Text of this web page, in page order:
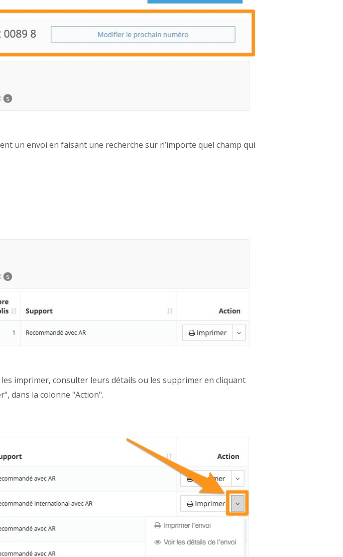
un envoi en faisant une recherche sur n’importe quel champ qui
imprimer, consulter leurs détails ou les supprimer en cliquant
dans la colonne "Action".